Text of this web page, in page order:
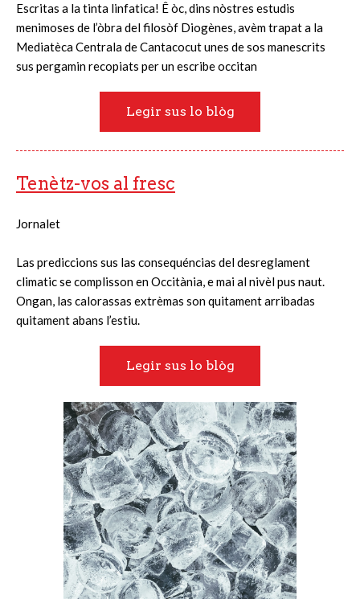
Escritas a la tinta linfatica! Ê òc, dins nòstres estudis
menimoses de l’òbra del filosòf Diogènes, avèm trapat a la
Mediatèca Centrala de Cantacocut unes de sos manescrits
sus pergamin recopiats per un escribe occitan
Legir sus lo blòg
Tenètz-vos al fresc
Jornalet
Las prediccions sus las consequéncias del desreglament
climatic se complisson en Occitània, e mai al nivèl pus naut.
Ongan, las calorassas extrèmas son quitament arribadas
quitament abans l’estiu.
Legir sus lo blòg